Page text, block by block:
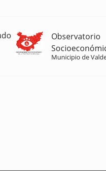
Observatorio
Municipio de